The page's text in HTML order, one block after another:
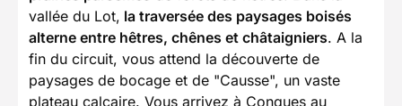
vallée du Lot, la traversée des paysages boisés
alterne entre hêtres, chênes et châtaigniers. A la
fin du circuit, vous attend la découverte de
paysages de bocage et de "Causse", un vaste
plateau calcaire. Vous arrivez à Conques au